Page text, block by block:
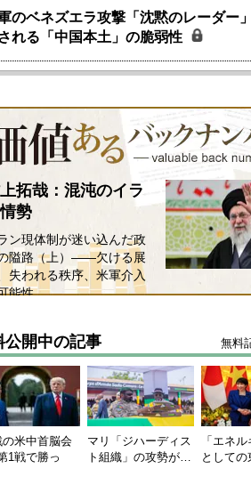
のベネズエラ攻撃「沈黙のレーダー
れる「中国本土」の脆弱性
拓哉：混沌のイラ
勢
ン現体制が迷い込んだ政
隘路（上）――欠ける展
失われる秩序、米軍介入
能性
公開中の記事 無料
の米中首脳会
1戦で勝っ
マリ「ジハーディス
ト組織」の攻勢が…
「エネ
として